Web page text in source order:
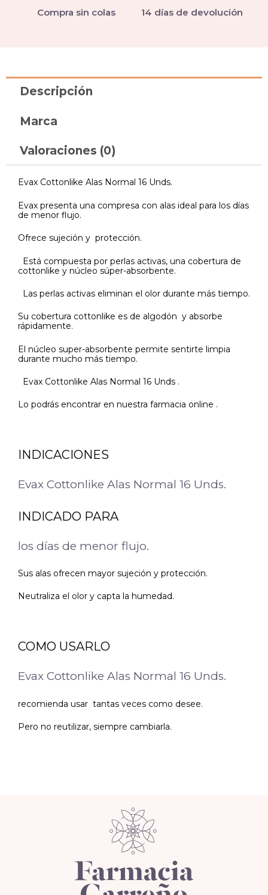
Compra sin colas 14 días de devolución
Descripción
Marca
Valoraciones (0)
Evax Cottonlike Alas Normal 16 Unds.
Evax presenta una compresa con alas ideal para los días
de menor flujo.
Ofrece sujeción y protección.
Está compuesta por perlas activas, una cobertura de
cottonlike y núcleo súper-absorbente.
Las perlas activas eliminan el olor durante más tiempo.
Su cobertura cottonlike es de algodón y absorbe
rápidamente.
El núcleo super-absorbente permite sentirte limpia
durante mucho más tiempo.
Evax Cottonlike Alas Normal 16 Unds .
Lo podrás encontrar en nuestra farmacia online .
INDICACIONES
Evax Cottonlike Alas Normal 16 Unds.
INDICADO PARA
los días de menor flujo.
Sus alas ofrecen mayor sujeción y protección.
Neutraliza el olor y capta la humedad.
COMO USARLO
Evax Cottonlike Alas Normal 16 Unds.
recomienda usar tantas veces como desee.
Pero no reutilizar, siempre cambiarla.